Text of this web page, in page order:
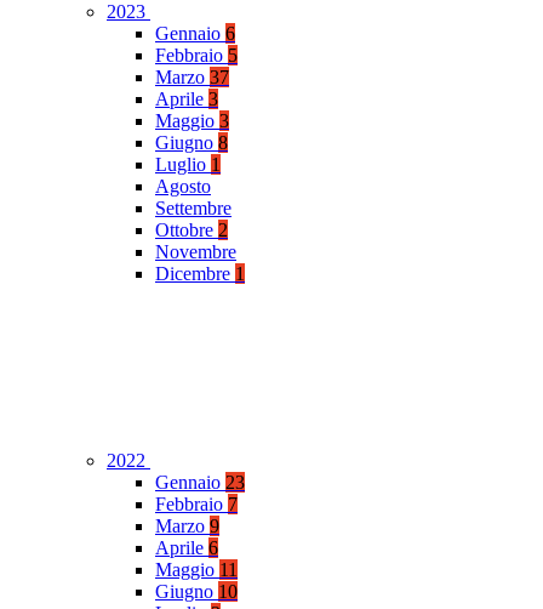
2023
Gennaio 6
Febbraio 5
Marzo 37
Aprile 3
Maggio 3
Giugno 8
Luglio 1
Agosto
Settembre
Ottobre 2
Novembre
Dicembre 1
2022
Gennaio 23
Febbraio 7
Marzo 9
Aprile 6
Maggio 11
Giugno 10